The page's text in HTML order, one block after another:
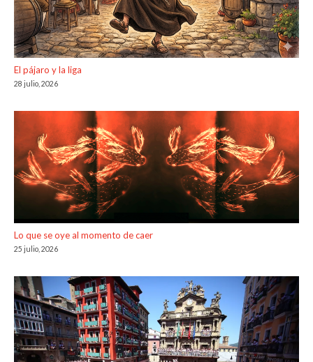
El pájaro y la liga
28 julio, 2026
Lo que se oye al momento de caer
25 julio, 2026